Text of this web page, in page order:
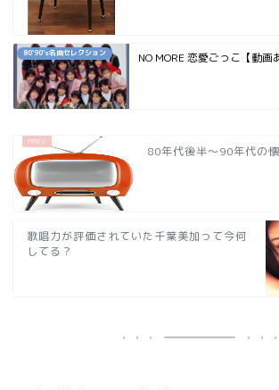
80`90's名曲セレクション NO MORE 恋愛ごっこ【動画
80年代後半～90年代の
歌唱力が評価されていた千葉美加って今何
してる？